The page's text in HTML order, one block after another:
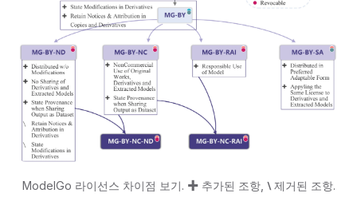
ModelGo 라이선스 차이점 보기. ✚ 추가된 조항, ⧵제거된 조항.